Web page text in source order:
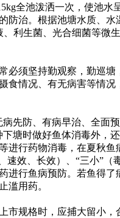
全池泼洒一次，使池水
防治。根据池塘水质、水
、利生菌、光合细菌等微
必须坚持勤观察，勤巡塘
食情况、有无病害等情况
病先防、有病早治、全面
下塘时做好鱼体消毒外，
进行药物消毒，在夏秋鱼
速效、长效）、 “三小” （
进行鱼病预防。若鱼得了
滥用药。
市规格时，应捕大留小，